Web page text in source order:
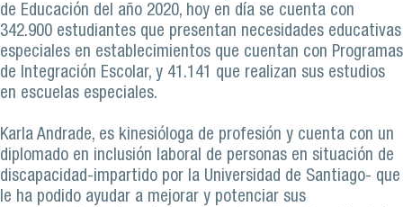
de Educación del año 2020, hoy en día se cuenta con
342.900 estudiantes que presentan necesidades educativas
especiales en establecimientos que cuentan con Programas
de Integración Escolar, y 41.141 que realizan sus estudios
en escuelas especiales.
Karla Andrade, es kinesióloga de profesión y cuenta con un
diplomado en inclusión laboral de personas en situación de
discapacidad-impartido por la Universidad de Santiago- que
le ha podido ayudar a mejorar y potenciar sus